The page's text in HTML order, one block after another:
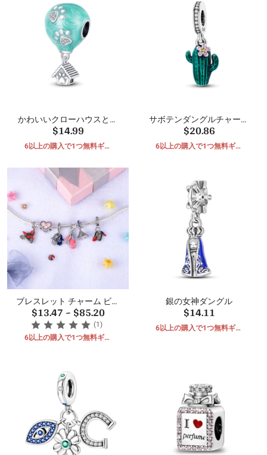
かわいいクローハウスと熱
気球ビーズ
$14.99
6以上の購入で1つ無料ギフ
サボテンダングルチャーム
ビーズ
$20.86
6以上の購入で1つ無料ギフ
ブレスレット チャーム ビー
ズ ペンダント
$13.47~$85.20
(1)
6以上の購入で1つ無料ギフ
銀の女神ダングル
$14.11
6以上の購入で1つ無料ギフ